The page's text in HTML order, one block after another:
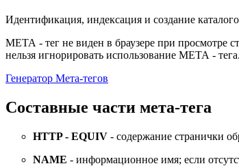
Идентификация, индексация и создание
МЕТА - тег не виден в браузере при просмотре
нельзя игнорировать использование МЕТА - тега.
Генератор Мета-тегов
Составные части мета-тега
HTTP - EQUIV - содержание странички
NAME - информационное имя; если